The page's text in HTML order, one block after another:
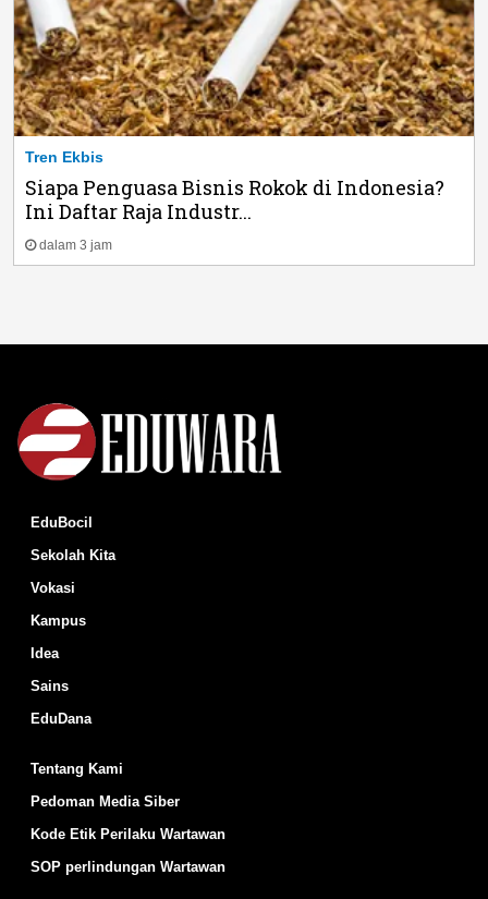
Tren Ekbis
Siapa Penguasa Bisnis Rokok di Indonesia?
Ini Daftar Raja Industr...
dalam 3 jam
EduBocil
Sekolah Kita
Vokasi
Kampus
Idea
Sains
EduDana
Tentang Kami
Pedoman Media Siber
Kode Etik Perilaku Wartawan
SOP perlindungan Wartawan